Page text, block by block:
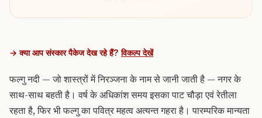
→ क्या आप संस्कार पैकेज देख रहे हैं?विकल्प देखें
फल्गु नदी — जो शास्त्रों में निरञ्जना के नाम से जानी जाती है — नगर के
साथ-साथ बहती है। वर्ष के अधिकांश समय इसका पाट चौड़ा एवं रेतीला
रहता है, फिर भी फल्गु का पवित्र महत्व अत्यन्त गहरा है। पारम्परिक मान्यता